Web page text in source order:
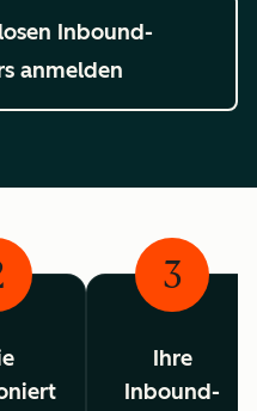
Inbound-
anmelden
3
Ihre
Inbound-